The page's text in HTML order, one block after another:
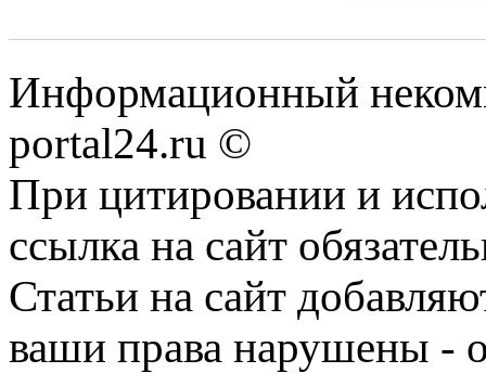
Информационный
portal24.ru ©
При цитировании и
ссылка на сайт
Статьи на сайт
ваши права нарушены -